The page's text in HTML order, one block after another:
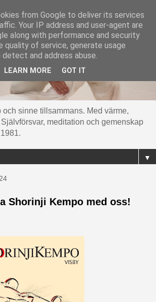
och sinne tillsammans. Med värme,
meditation och gemenskap
▼
Shorinji Kempo med oss!
from Google to deliver its services
Your IP address and user-agent are
along with performance and security
quality of service, generate usage
and address abuse.
LEARN MORE GOT IT